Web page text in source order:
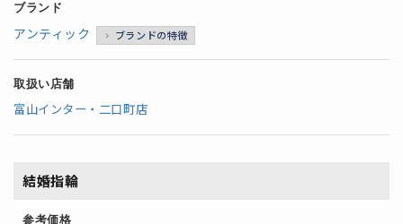
ブランド
アンティック ブランドの特徴
取扱い店舗
富山インター・二口町店
結婚指輪
参考価格